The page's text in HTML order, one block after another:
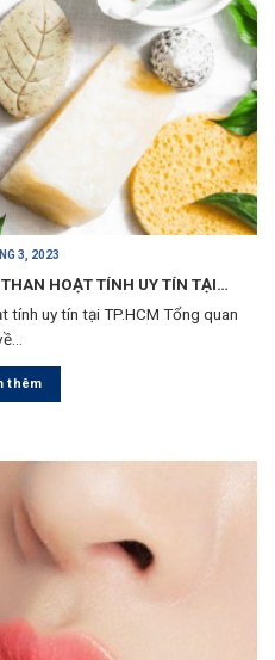
3, 2023
HOẠT TÍNH UY TÍN TẠI
tính uy tín tại TP.HCM Tổng quan
thêm